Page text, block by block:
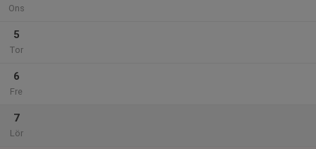
Ons
5
Tor
6
Fre
7
Lör